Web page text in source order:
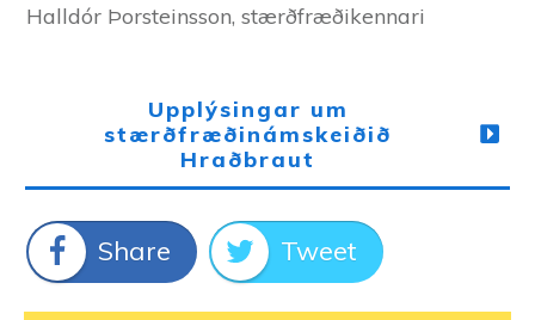
Halldór Þorsteinsson, stærðfræðikennari
Upplýsingar um
stærðfræðinámskeiðið
Hraðbraut
Share Tweet